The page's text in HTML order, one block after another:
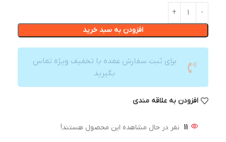
افزودن به سبد خرید
برای ثبت سفارش عمده با تخفیف ویژه تماس
بگیرید
افزودن به علاقه مندی
11 نفر در حال مشاهده این محصول هستند!